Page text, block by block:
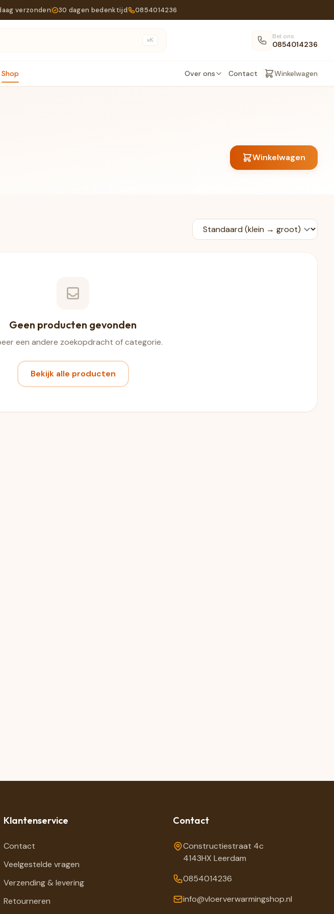
verzonden 30 dagen bedenktijd 0854014236
⌘K Bel ons
0854014236
Shop Over ons Contact Winkelwagen
Winkelwagen
Geen producten gevonden
een andere zoekopdracht of categorie.
Bekijk alle producten
Klantenservice
Contact
Veelgestelde vragen
Verzending & levering
Retourneren
Contact
Constructiestraat 4c
4143HX Leerdam
0854014236
info@vloerverwarmingshop.nl